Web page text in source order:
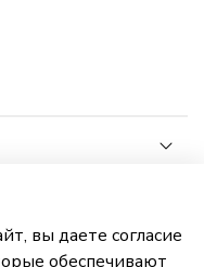
вы даете согласие
обеспечивают